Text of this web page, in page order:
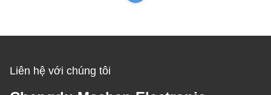
Liên hệ với chúng tôi